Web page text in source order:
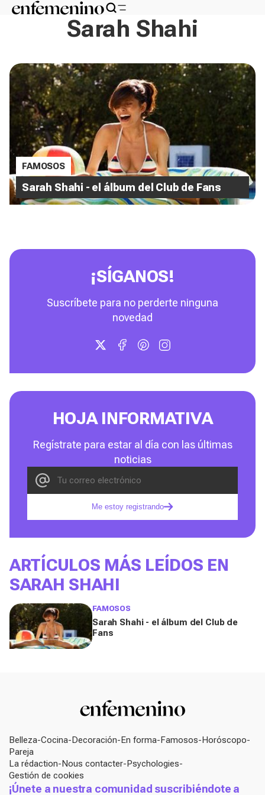
Sarah Shahi
FAMOSOS
Sarah Shahi - el álbum del Club de Fans
¡SÍGANOS!
Suscríbete para no perderte ninguna
novedad
HOJA INFORMATIVA
Regístrate para estar al día con las últimas
noticias
Me estoy registrando
ARTÍCULOS MÁS LEÍDOS EN
SARAH SHAHI
FAMOSOS
Sarah Shahi - el álbum del Club de
Fans
Belleza Cocina Decoración En forma Famosos Horóscopo
Pareja
La rédaction Nous contacter Psychologies
Gestión de cookies
¡Únete a nuestra comunidad suscribiéndote a